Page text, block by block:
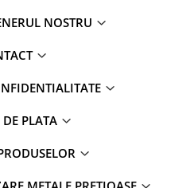
NOSTRU
PLATA